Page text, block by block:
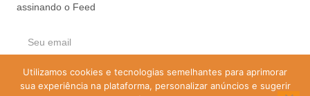
assinando o Feed
ASSINAR
Utilizamos cookies e tecnologias semelhantes para aprimorar
sua experiência na plataforma, personalizar anúncios e sugerir